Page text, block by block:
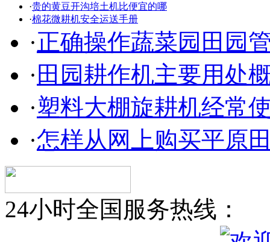
·贵的黄豆开沟培土机比便宜的哪
·棉花微耕机安全运送手册
·正确操作蔬菜园田园
· 田园耕作机主要用处
·塑料大棚旋耕机经常
·怎样从网上购买平原
24小时全国服务热线：